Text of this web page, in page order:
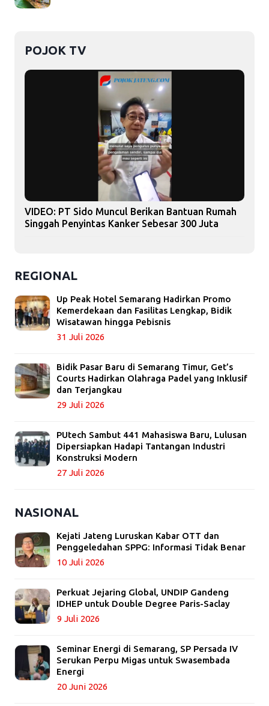
POJOK TV
VIDEO: PT Sido Muncul Berikan Bantuan Rumah
Singgah Penyintas Kanker Sebesar 300 Juta
REGIONAL
Up Peak Hotel Semarang Hadirkan Promo
Kemerdekaan dan Fasilitas Lengkap, Bidik
Wisatawan hingga Pebisnis
31 Juli 2026
Bidik Pasar Baru di Semarang Timur, Get’s
Courts Hadirkan Olahraga Padel yang Inklusif
dan Terjangkau
29 Juli 2026
PUtech Sambut 441 Mahasiswa Baru, Lulusan
Dipersiapkan Hadapi Tantangan Industri
Konstruksi Modern
27 Juli 2026
NASIONAL
Kejati Jateng Luruskan Kabar OTT dan
Penggeledahan SPPG: Informasi Tidak Benar
10 Juli 2026
Perkuat Jejaring Global, UNDIP Gandeng
IDHEP untuk Double Degree Paris-Saclay
9 Juli 2026
Seminar Energi di Semarang, SP Persada IV
Serukan Perpu Migas untuk Swasembada
Energi
20 Juni 2026